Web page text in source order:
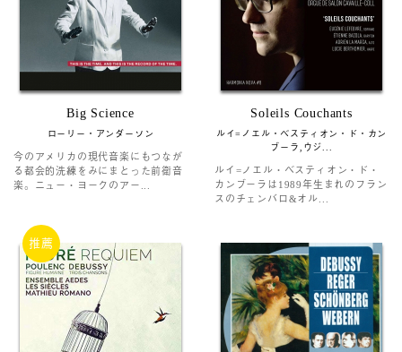
Big Science
ローリー・アンダーソン
今のアメリカの現代音楽にもつなが
る都会的洗練をみにまとった前衛音
楽。ニュー・ヨークのアー...
Soleils Couchants
ルイ=ノエル・ベスティオン・ド・カン
ブーラ,ウジ...
ルイ=ノエル・ベスティオン・ド・
カンブーラは1989年生まれのフラン
スのチェンバロ&オル...
推薦